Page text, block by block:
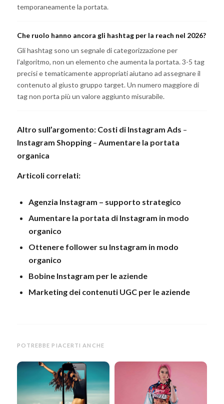
temporaneamente la portata.
Che ruolo hanno ancora gli hashtag per la reach nel 2026?
Gli hashtag sono un segnale di categorizzazione per
l’algoritmo, non un elemento che aumenta la portata. 3-5 tag
precisi e tematicamente appropriati aiutano ad assegnare il
contenuto al giusto gruppo target. Un numero maggiore di
tag non porta più un valore aggiunto misurabile.
Altro sull’argomento: Costi di Instagram Ads –
Instagram Shopping– Aumentare la portata
organica
Articoli correlati:
Agenzia Instagram – supporto strategico
Aumentare la portata di Instagram in modo
organico
Ottenere follower su Instagram in modo
organico
Bobine Instagram per le aziende
Marketing dei contenuti UGC per le aziende
POTREBBE PIACERTI ANCHE